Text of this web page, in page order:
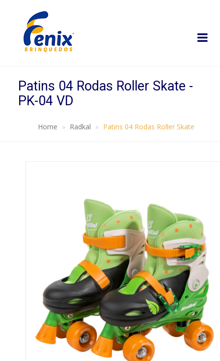
Patins 04 Rodas Roller Skate -
PK-04 VD
Home Radkal Patins 04 Rodas Roller Skate